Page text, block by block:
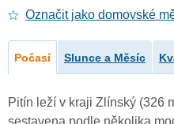
Označit jako domovské
Počasí Slunce a Měsíc
Pitín leží v kraji Zlínský (326